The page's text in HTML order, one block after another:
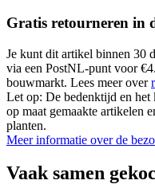
Gratis retourneren in
Je kunt dit artikel binnen 30
via een PostNL-punt voor
bouwmarkt. Lees meer over
Let op: De bedenktijd en het
op maat gemaakte artikelen
planten.
Meer informatie over de
Vaak samen